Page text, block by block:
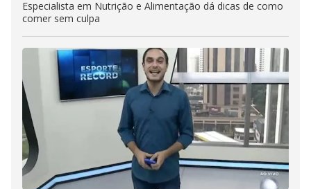
Especialista em Nutrição e Alimentação dá dicas de como
comer sem culpa